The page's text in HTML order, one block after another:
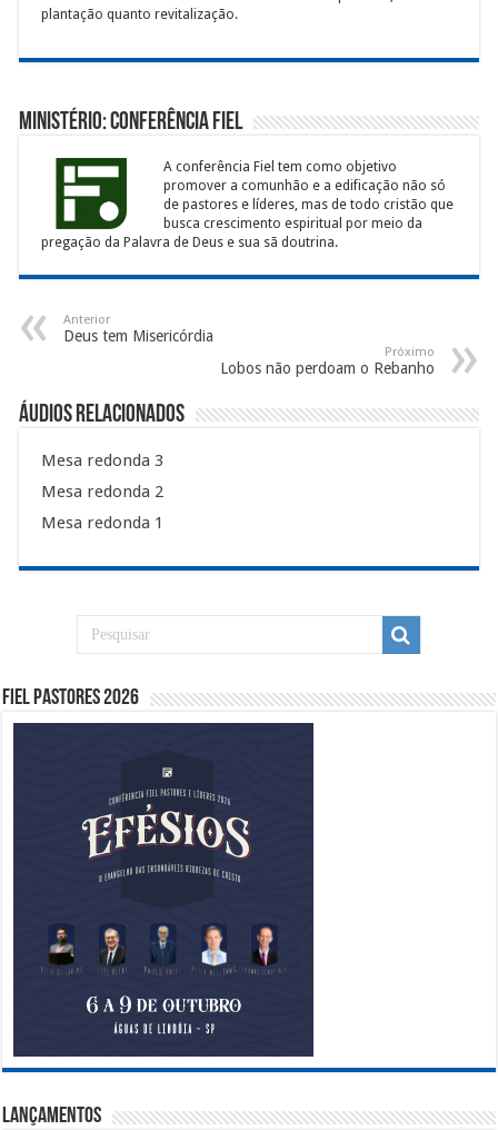
plantação quanto revitalização.
Ministério: Conferência Fiel
A conferência Fiel tem como objetivo
promover a comunhão e a edificação não só
de pastores e líderes, mas de todo cristão que
busca crescimento espiritual por meio da
pregação da Palavra de Deus e sua sã doutrina.
Anterior
Deus tem Misericórdia
Próximo
Lobos não perdoam o Rebanho
Áudios Relacionados
Mesa redonda 3
Mesa redonda 2
Mesa redonda 1
Fiel Pastores 2026
Lançamentos